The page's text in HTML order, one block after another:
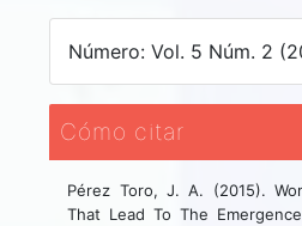
Número: Vol. 5 Núm. 2
Cómo citar
Pérez Toro, J. A. (2015).
That Lead To The